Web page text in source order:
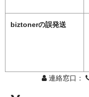
biztonerの誤発送
連絡窓口：